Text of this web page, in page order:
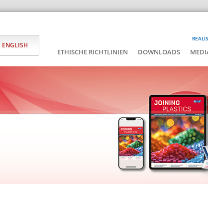
ENGLISH
ETHISCHE RICHTLINIEN DOWNLOADS